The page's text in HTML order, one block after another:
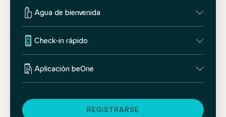
Agua de bienvenida
Check-in rápido
Aplicación beOne
REGISTRARSE